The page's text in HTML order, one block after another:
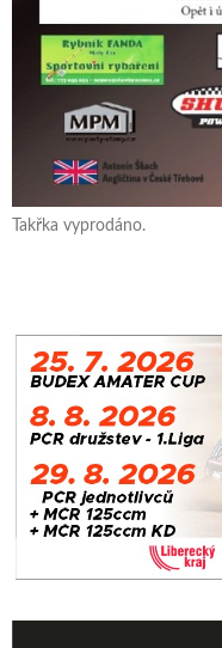
Takřka vyprodáno.